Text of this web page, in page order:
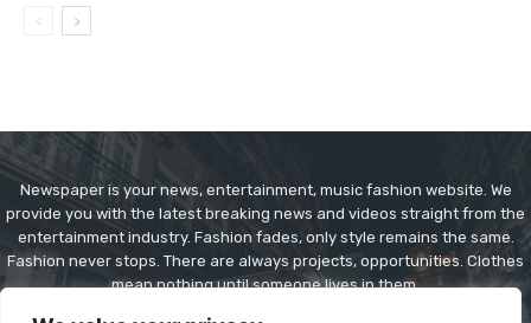
Newspaper is your news, entertainment, music fashion website. We
provide you with the latest breaking news and videos straight from the
entertainment industry. Fashion fades, only style remains the same.
Fashion never stops. There are always projects, opportunities. Clothes
mean nothing until someone lives in them.